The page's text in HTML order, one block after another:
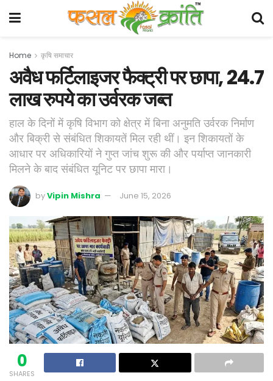
Home कृषि समाचार
अवैध फर्टिलाइजर फैक्ट्री पर छापा, 24.7
लाख रुपये का उर्वरक जब्त
हाल के दिनों में कृषि विभाग को क्षेत्र में बिना अनुमति उर्वरक निर्माण
और बिक्री से संबंधित शिकायतें मिल रही थीं। इन शिकायतों के
आधार पर अधिकारियों ने गुप्त जांच शुरू की और पर्याप्त जानकारी
मिलने के बाद संबंधित यूनिट पर छापा मारा।
byVipin Mishra June 15, 2026
0
SHARES